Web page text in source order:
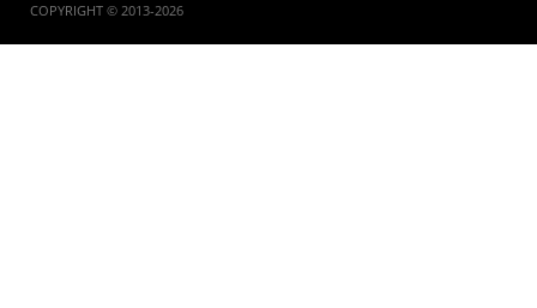
COPYRIGHT © 2013-2026